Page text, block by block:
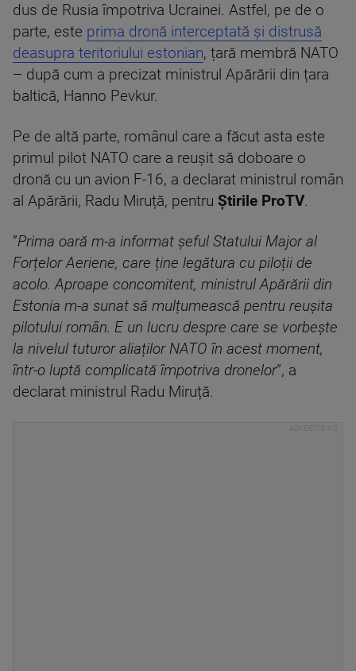
dus de Rusia împotriva Ucrainei. Astfel, pe de o
parte, este prima dronă interceptată și distrusă
deasupra teritoriului estonian, țară membră NATO
– după cum a precizat ministrul Apărării din țara
baltică, Hanno Pevkur.
Pe de altă parte, românul care a făcut asta este
primul pilot NATO care a reușit să doboare o
dronă cu un avion F-16, a declarat ministrul român
al Apărării, Radu Miruță, pentru Știrile ProTV.
”Prima oară m-a informat șeful Statului Major al
Forțelor Aeriene, care ține legătura cu piloții de
acolo. Aproape concomitent, ministrul Apărării din
Estonia m-a sunat să mulțumească pentru reușita
pilotului român. E un lucru despre care se vorbește
la nivelul tuturor aliaților NATO în acest moment,
într-o luptă complicată împotriva dronelor”, a
declarat ministrul Radu Miruță.